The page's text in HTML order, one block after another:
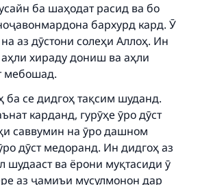
ба шаҳодат расид ва бо
бархурд кард. Ӯ
аз дӯстони солеҳи Аллоҳ. Ин
хираду дониш ва аҳли
мебошад.
ба се дидгоҳ тақсим шуданд.
карданд, гурӯҳе ӯро дӯст
саввумин на ӯро дашном
дӯст медоранд. Ин дидгоҳ аз
ва ёрони муқтасиди ӯ
аз ҷамиъи мусулмонон дар